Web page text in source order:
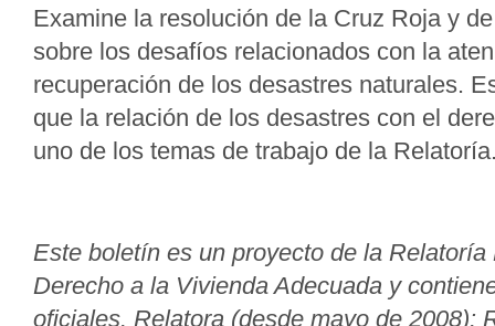
Examine la resolución de la Cruz Roja y
sobre los desafíos relacionados con la
recuperación de los desastres naturales.
que la relación de los desastres con el
uno de los temas de trabajo de la
Este boletín es un proyecto de la Relatoría
Derecho a la Vivienda Adecuada y
oficiales. Relatora (desde mayo de 2008):